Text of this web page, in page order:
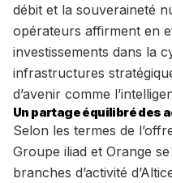
débit et la souveraineté
opérateurs affirment en
investissements dans la
infrastructures
d’avenir comme
Un partage équilibré des
Selon les termes de
Groupe iliad et Orange
branches d’activité